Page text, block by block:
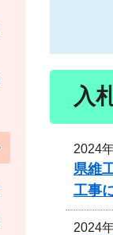
入
2024
県維
工事
2024